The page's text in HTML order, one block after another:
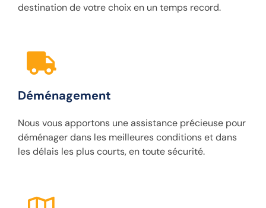
destination de votre choix en un temps record.
Déménagement
Nous vous apportons une assistance précieuse pour
déménager dans les meilleures conditions et dans
les délais les plus courts, en toute sécurité.